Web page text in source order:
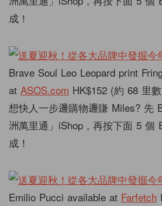
成！
Brave Soul Leo Leopard print
at ASOS.com HK$152 (約 68 里
想快人一步邊購物邊賺 Miles? 先
洲萬里通」iShop，再按下面 5 個
成！
Emilio Pucci available at Farfetch